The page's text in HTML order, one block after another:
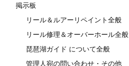
掲示板
リール＆ルアーリペイント全般
リール修理＆オーバーホール全般
琵琶湖ガイド について全般
管理人宛の問い合わせ・その他